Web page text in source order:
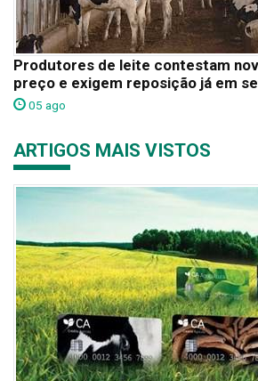
Produtores de leite contestam
preço e exigem reposição já em
05 ago
ARTIGOS MAIS VISTOS